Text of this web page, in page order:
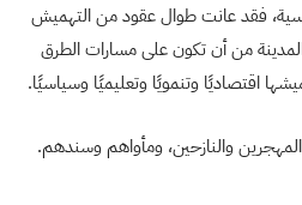
فقد عانت طوال عقود من التهميش
من أن تكون على مسارات الطرق
اقتصاديًا وتنمويًا وتعليميًا وسياسيًا.
والنازحين، ومأواهم وسندهم.